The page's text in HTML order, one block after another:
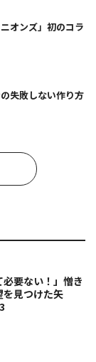
オンズ」初のコラ
失敗しない作り方
必要ない！」憎き
見つけた矢